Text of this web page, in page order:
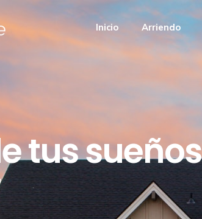
Inicio Arriendo
tus sueños